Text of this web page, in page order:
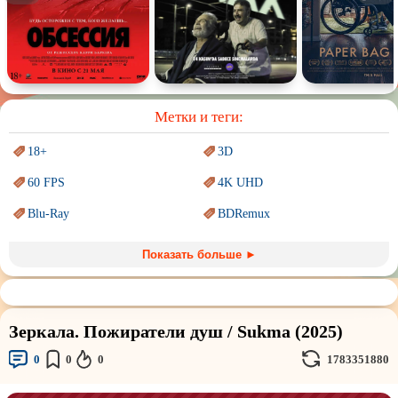
Спектакль Сказка Немое кино Для взрослых
Метки и теги:
18+ 3D
60 FPS 4K UHD
Blu-Ray BDRemux
Sci-Fi (Научнаяфантастика) Trash (трэш) movies
Авангард иСюрреализм Ангелы и Демоны
Аниме Антиутопия
Врачи
Показать больше ►
Зеркала. Пожиратели душ / Sukma (2025)
0 0 0 1783351880